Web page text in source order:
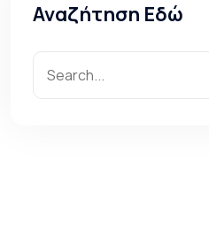
Αναζήτηση Εδώ